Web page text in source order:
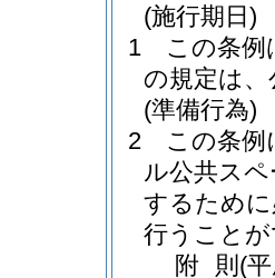
(施行期日)
1
この条例
の規定は
(準備行為)
2
この条例
ル公共ス
するため
行うこと
附 則 (